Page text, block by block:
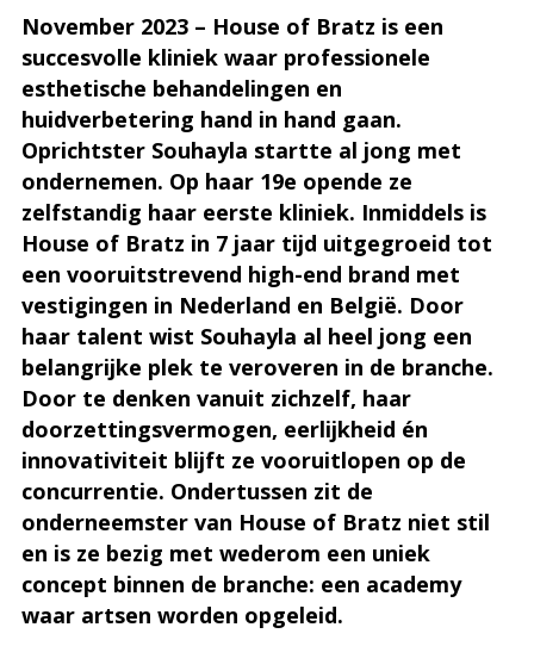
November 2023 – House of Bratz is een
succesvolle kliniek waar professionele
esthetische behandelingen en
huidverbetering hand in hand gaan.
Oprichtster Souhayla startte al jong met
ondernemen. Op haar 19e opende ze
zelfstandig haar eerste kliniek. Inmiddels is
House of Bratz in 7 jaar tijd uitgegroeid tot
een vooruitstrevend high-end brand met
vestigingen in Nederland en België. Door
haar talent wist Souhayla al heel jong een
belangrijke plek te veroveren in de branche.
Door te denken vanuit zichzelf, haar
doorzettingsvermogen, eerlijkheid én
innovativiteit blijft ze vooruitlopen op de
concurrentie. Ondertussen zit de
onderneemster van House of Bratz niet stil
en is ze bezig met wederom een uniek
concept binnen de branche: een academy
waar artsen worden opgeleid.